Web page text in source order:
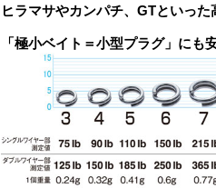
ヒラマサやカンパチ、GTといっ
「極小ベイト＝小型プラグ」にも